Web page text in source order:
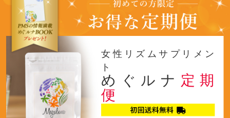
女性リズムサプリメン
ト
めぐルナ 定期
便